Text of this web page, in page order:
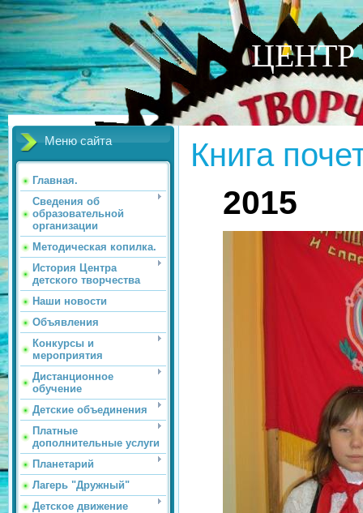
ЦЕНТР
Меню сайта
Главная.
Сведения об
образовательной
организации
Методическая копилка.
История Центра
детского творчества
Наши новости
Объявления
Конкурсы и
мероприятия
Дистанционное
обучение
Детские объединения
Платные
дополнительные услуги
Планетарий
Лагерь "Дружный"
Детское движение
Книга
2015